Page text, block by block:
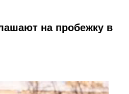
на пробежку в